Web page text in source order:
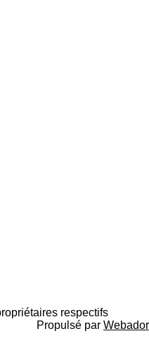
respectifs
Propulsé par Webador